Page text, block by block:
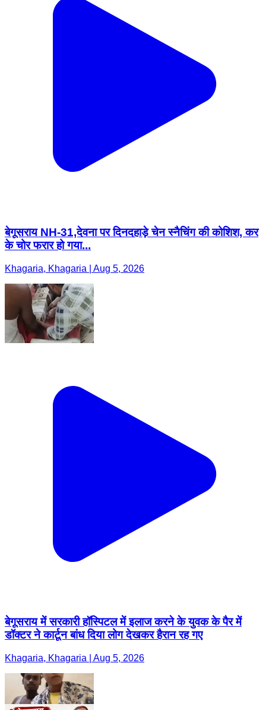
बेगूसराय NH-31,देवना पर दिनदहाड़े चेन स्नैचिंग की कोशिश, कर
के चोर फरार हो गया...
Khagaria, Khagaria | Aug 5, 2026
बेगूसराय में सरकारी हॉस्पिटल में इलाज करने के युवक के पैर में
डॉक्टर ने कार्टून बांध दिया लोग देखकर हैरान रह गए
Khagaria, Khagaria | Aug 5, 2026